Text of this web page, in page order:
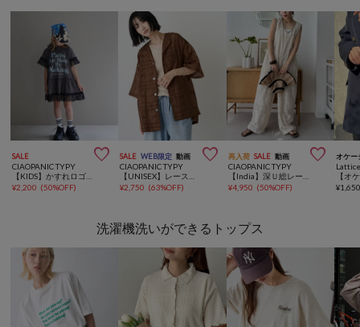
SALE 
CIAOPANIC TYPY
¥2,200 (50%OFF)
SALE WEB限定 動画 
CIAOPANIC TYPY
¥2,750 (63%OFF)
再入荷 SALE 動画 
CIAOPANIC TYPY
¥4,950 (50%OFF)
オケー
¥
洗濯機洗いができるトップス